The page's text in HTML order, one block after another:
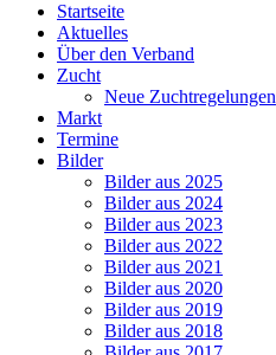
Startseite
Aktuelles
Über den Verband
Zucht
Neue Zuchtregelungen
Markt
Termine
Bilder
Bilder aus 2025
Bilder aus 2024
Bilder aus 2023
Bilder aus 2022
Bilder aus 2021
Bilder aus 2020
Bilder aus 2019
Bilder aus 2018